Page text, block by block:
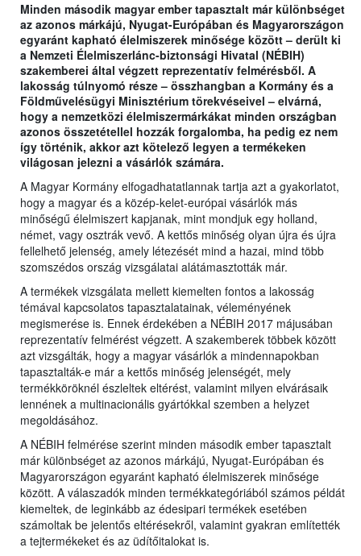
Minden második magyar ember tapasztalt már különbséget
az azonos márkájú, Nyugat-Európában és Magyarországon
egyaránt kapható élelmiszerek minősége között – derült ki
a Nemzeti Élelmiszerlánc-biztonsági Hivatal (NÉBIH)
szakemberei által végzett reprezentatív felmérésből. A
lakosság túlnyomó része – összhangban a Kormány és a
Földművelésügyi Minisztérium törekvéseivel – elvárná,
hogy a nemzetközi élelmiszermárkákat minden országban
azonos összetétellel hozzák forgalomba, ha pedig ez nem
így történik, akkor azt kötelező legyen a termékeken
világosan jelezni a vásárlók számára.
A Magyar Kormány elfogadhatatlannak tartja azt a gyakorlatot,
hogy a magyar és a közép-kelet-európai vásárlók más
minőségű élelmiszert kapjanak, mint mondjuk egy holland,
német, vagy osztrák vevő. A kettős minőség olyan újra és újra
fellelhető jelenség, amely létezését mind a hazai, mind több
szomszédos ország vizsgálatai alátámasztották már.
A termékek vizsgálata mellett kiemelten fontos a lakosság
témával kapcsolatos tapasztalatainak, véleményének
megismerése is. Ennek érdekében a NÉBIH 2017 májusában
reprezentatív felmérést végzett. A szakemberek többek között
azt vizsgálták, hogy a magyar vásárlók a mindennapokban
tapasztalták-e már a kettős minőség jelenségét, mely
termékköröknél észleltek eltérést, valamint milyen elvárásaik
lennének a multinacionális gyártókkal szemben a helyzet
megoldásához.
A NÉBIH felmérése szerint minden második ember tapasztalt
már különbséget az azonos márkájú, Nyugat-Európában és
Magyarországon egyaránt kapható élelmiszerek minősége
között. A válaszadók minden termékkategóriából számos példát
kiemeltek, de leginkább az édesipari termékek esetében
számoltak be jelentős eltérésekről, valamint gyakran említették
a tejtermékeket és az üdítőitalokat is.